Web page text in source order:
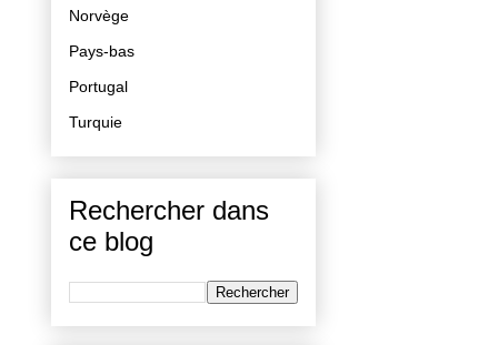
Norvège
Pays-bas
Portugal
Turquie
Rechercher dans
ce blog